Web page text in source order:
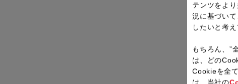
テンツをよ
況に基づい
したいと考え
もちろん、”
は、どの
Cookieを全
は、当社の